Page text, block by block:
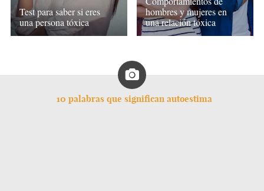
Test para saber si eres
una persona tóxica
hombres y mujeres en
una relación tóxica
10 palabras que significan autoestima